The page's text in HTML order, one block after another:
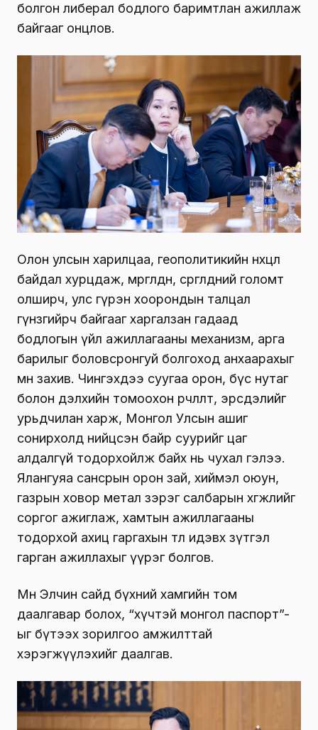
болгон либерал бодлого баримтлан ажиллаж
байгааг онцлов.
Олон улсын харилцаа, геополитикийн нөхцөл
байдал хурцдаж, мөргөлдөөн, сөргөлдөөний голомт
олширч, улс гүрэн хоорондын талцал
гүнзгийрч байгааг харгалзан гадаад
бодлогын үйл ажиллагааны механизм, арга
барилыг боловсронгуй болгоход анхаарахыг
мөн захив. Чингэхдээ суугаа орон, бүс нутаг
болон дэлхийн томоохон өөрчлөлт, эрсдэлийг
урьдчилан харж, Монгол Улсын ашиг
сонирхолд нийцсэн байр суурийг цаг
алдалгүй тодорхойлж байх нь чухал гэлээ.
Ялангуяа сансрын орон зай, хиймэл оюун,
газрын ховор метал зэрэг салбарын хөгжлийг
соргог ажиглаж, хамтын ажиллагааны
тодорхой ахиц гаргахын төлөө идэвх зүтгэл
гарган ажиллахыг үүрэг болгов.
Мөн Элчин сайд бүхний хамгийн том
даалгавар болох, “хүчтэй монгол паспорт”-
ыг бүтээх зорилгоо амжилттай
хэрэгжүүлэхийг даалгав.